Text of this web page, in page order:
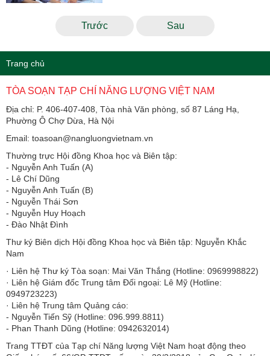
Trước Sau
Trang chủ
TÒA SOẠN TẠP CHÍ NĂNG LƯỢNG VIỆT NAM
Địa chỉ: P. 406-407-408, Tòa nhà Văn phòng, số 87 Láng Hạ,
Phường Ô Chợ Dừa, Hà Nội
Email: toasoan@nangluongvietnam.vn
Thường trực Hội đồng Khoa học và Biên tập:
​​​​​​- Nguyễn Anh Tuấn (A)
- Lê Chí Dũng
- Nguyễn Anh Tuấn (B)
- Nguyễn Thái Sơn
- Nguyễn Huy Hoạch
- Đào Nhật Đình
Thư ký Biên dịch Hội đồng Khoa học và Biên tập: Nguyễn Khắc
Nam
· Liên hệ Thư ký Tòa soạn: Mai Văn Thắng (Hotline: 0969998822)
· Liên hệ Giám đốc Trung tâm Đối ngoại: Lê Mỹ (Hotline:
0949723223)
· Liên hệ Trung tâm Quảng cáo:
- Nguyễn Tiến Sỹ (Hotline: 096.999.8811)
- Phan Thanh Dũng (Hotline: 0942632014)
Trang TTĐT của Tạp chí Năng lượng Việt Nam hoạt động theo